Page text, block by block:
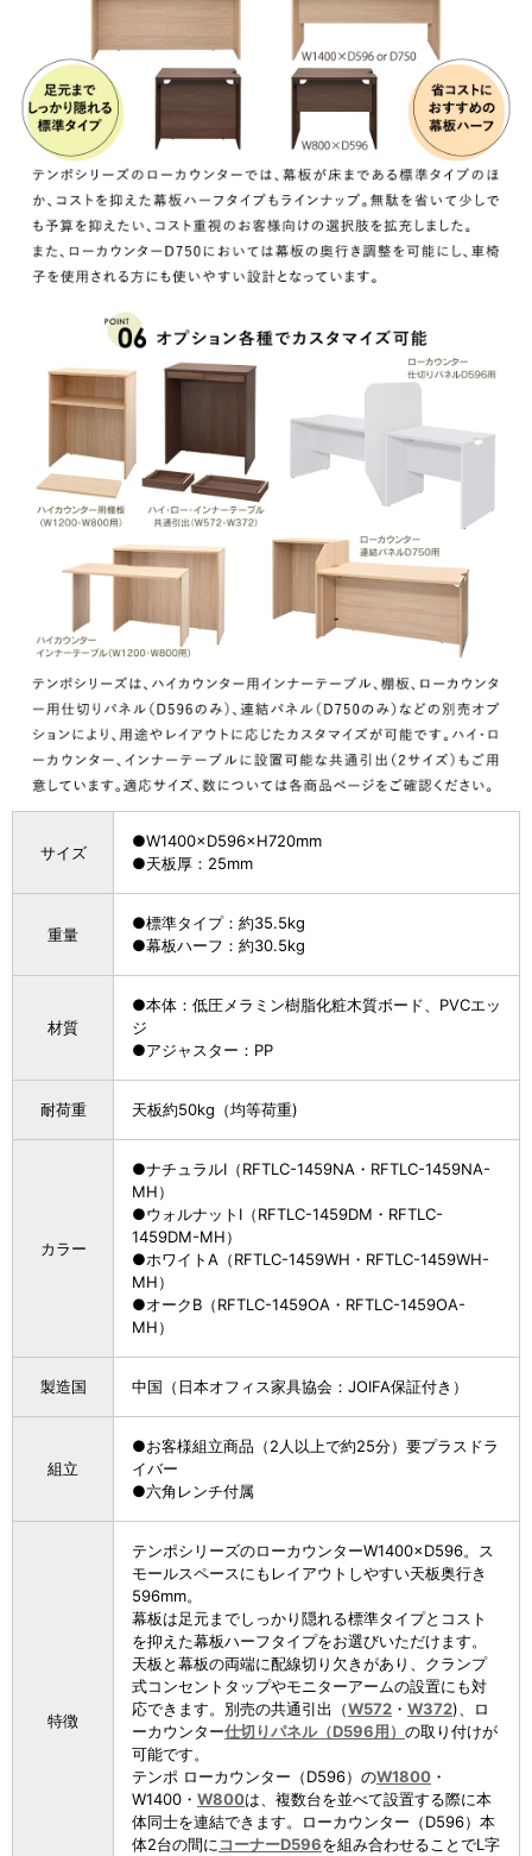
サイズ
●W1400×D596×H720mm
●天板厚：25mm
重量
●標準タイプ：約35.5kg
●幕板ハーフ：約30.5kg
材質
●本体：低圧メラミン樹脂化粧木質ボード、PVCエッ
ジ
●アジャスター：PP
耐荷重 天板約50kg（均等荷重)
カラー
●ナチュラルI（RFTLC-1459NA・RFTLC-1459NA-
MH）
●ウォルナットI（RFTLC-1459DM・RFTLC-
1459DM-MH）
●ホワイトA（RFTLC-1459WH・RFTLC-1459WH-
MH）
●オークB（RFTLC-1459OA・RFTLC-1459OA-
MH）
製造国 中国（日本オフィス家具協会：JOIFA保証付き）
組立
●お客様組立商品（2人以上で約25分）要プラスドラ
イバー
●六角レンチ付属
特徴
テンポシリーズのローカウンターW1400×D596。ス
モールスペースにもレイアウトしやすい天板奥行き
596mm。
幕板は足元までしっかり隠れる標準タイプとコスト
を抑えた幕板ハーフタイプをお選びいただけます。
天板と幕板の両端に配線切り欠きがあり、クランプ
式コンセントタップやモニターアームの設置にも対
応できます。別売の共通引出（W572 ・ W372)、ロ
ーカウンター仕切りパネル（D596用） の取り付けが
可能です。
テンポ ローカウンター（D596）のW1800 ・
W1400・ W800は、複数台を並べて設置する際に本
体同士を連結できます。ローカウンター（D596）本
体2台の間にコーナーD596を組み合わせることでL字